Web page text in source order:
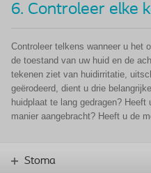
6. Controleer elke
Controleer telkens wanneer u het
de toestand van uw huid en de
tekenen ziet van huidirritatie,
geërodeerd, dient u drie
huidplaat te lang gedragen?
manier aangebracht? Heeft u de
Stoma